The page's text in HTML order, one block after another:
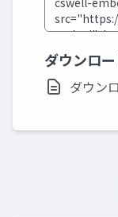
ダウンロ
ダウン